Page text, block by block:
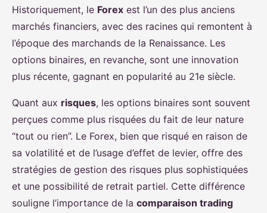
Historiquement, le Forex est l’un des plus anciens
marchés financiers, avec des racines qui remontent à
l’époque des marchands de la Renaissance. Les
options binaires, en revanche, sont une innovation
plus récente, gagnant en popularité au 21e siècle.
Quant aux risques, les options binaires sont souvent
perçues comme plus risquées du fait de leur nature
“tout ou rien”. Le Forex, bien que risqué en raison de
sa volatilité et de l’usage d’effet de levier, offre des
stratégies de gestion des risques plus sophistiquées
et une possibilité de retrait partiel. Cette différence
souligne l’importance de la comparaison trading